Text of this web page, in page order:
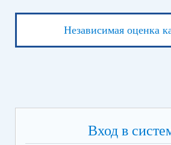
Независимая оценка
Вход в